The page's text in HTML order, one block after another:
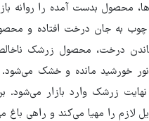
محصول بدست آمده را روانه
به جان درخت افتاده و
درخت، محصول زرشک
خورشید مانده و خشک
زرشک وارد بازار می‌شود.
لازم را مهیا می‌کند و راهی باغ